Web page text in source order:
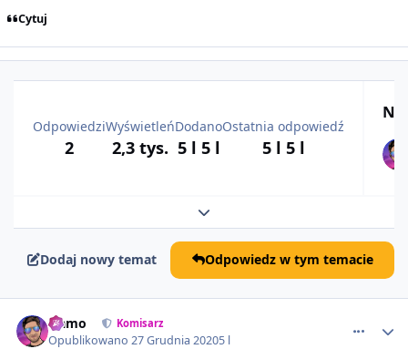
Cytuj
Odpowiedzi
2
Wyświetleń
2,3 tys.
Dodano
5 l 5 l
Ostatnia odpowiedź
5 l 5 l
Rozwiń podsumowanie tematu
Dodaj nowy temat Odpowiedz w tym temacie
Namo Komisarz
Opublikowano27 Grudnia 20205 l